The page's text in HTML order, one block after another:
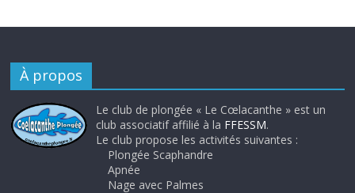
À propos
Le club de plongée « Le Cœlacanthe » est un
club associatif affilié à la FFESSM.
Le club propose les activités suivantes :
Plongée Scaphandre
Apnée
Nage avec Palmes